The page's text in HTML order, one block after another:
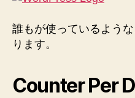
誰もが使っているよう
ります。
Counter Per